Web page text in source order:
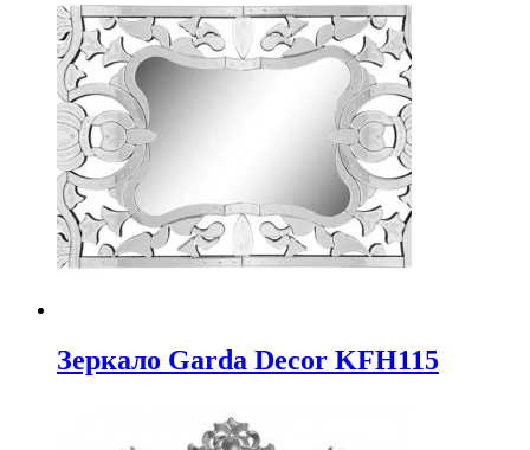
Зеркало Garda Decor KFH115